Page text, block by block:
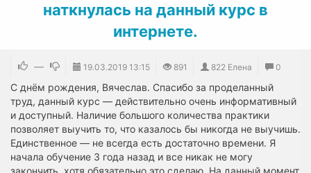
наткнулась на данный курс в
интернете.
— 19.03.2019 13:15 891 822 Елена 0
С днём рождения, Вячеслав. Спасибо за проделанный
труд, данный курс — действительно очень информативный
и доступный. Наличие большого количества практики
позволяет выучить то, что казалось бы никогда не выучишь.
Единственное — не всегда есть достаточно времени. Я
начала обучение 3 года назад и все никак не могу